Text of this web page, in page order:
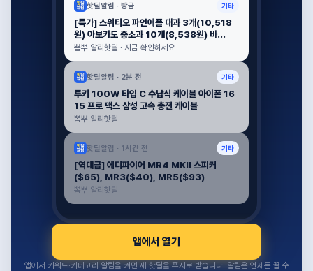
핫딜알림 · 방금 기타
[특가] 스위티오 파인애플 대과 3개(10,518
원) 아보카도 중소과 10개(8,538원) 바...
뽐뿌 알리핫딜 · 지금 확인하세요
핫딜알림 · 2분 전 기타
투키 100W 타입 C 수납식 케이블 아이폰 16
15 프로 맥스 삼성 고속 충전 케이블
뽐뿌 알리핫딜
핫딜알림 · 1시간 전 기타
[역대급] 에디파이어 MR4 MKII 스피커
($65), MR3($40), MR5($93)
뽐뿌 알리핫딜
앱에서 열기
앱에서 키워드·카테고리 알림을 켜면 새 핫딜을 푸시로 받습니다. 알림은 언제든 끌 수